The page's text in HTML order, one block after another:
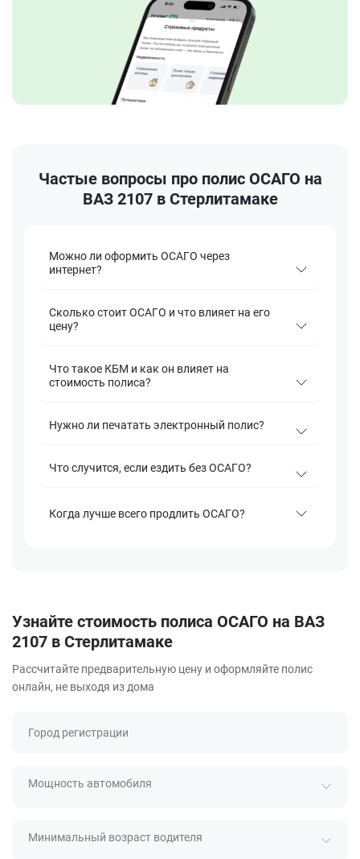
Частые вопросы про полис ОСАГО на
ВАЗ 2107 в Стерлитамаке
Можно ли оформить ОСАГО через
интернет?
Сколько стоит ОСАГО и что влияет на его
цену?
Что такое КБМ и как он влияет на
стоимость полиса?
Нужно ли печатать электронный полис?
Что случится, если ездить без ОСАГО?
Когда лучше всего продлить ОСАГО?
Узнайте стоимость полиса ОСАГО на ВАЗ
2107 в Стерлитамаке
Рассчитайте предварительную цену и оформляйте полис
онлайн, не выходя из дома
Город регистрации
Мощность автомобиля
Минимальный возраст водителя